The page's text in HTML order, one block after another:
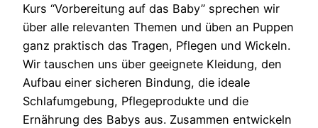
Kurs “Vorbereitung auf das Baby” sprechen wir
über alle relevanten Themen und üben an Puppen
ganz praktisch das Tragen, Pflegen und Wickeln.
Wir tauschen uns über geeignete Kleidung, den
Aufbau einer sicheren Bindung, die ideale
Schlafumgebung, Pflegeprodukte und die
Ernährung des Babys aus. Zusammen entwickeln